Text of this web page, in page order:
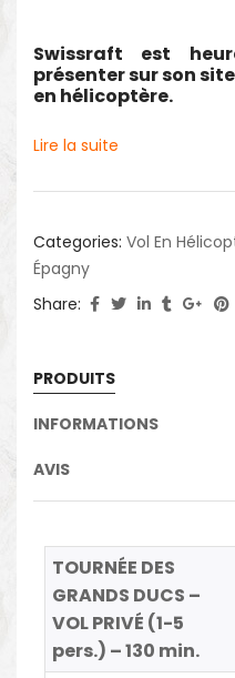
Swissraft est
présenter sur son
en hélicoptère.
Lire la suite
Categories: Vol En
Épagny
Share:
PRODUITS
INFORMATIONS
AVIS
TOURNÉE DES
GRANDS DUCS –
VOL PRIVÉ (1-5
pers.) – 130 min.